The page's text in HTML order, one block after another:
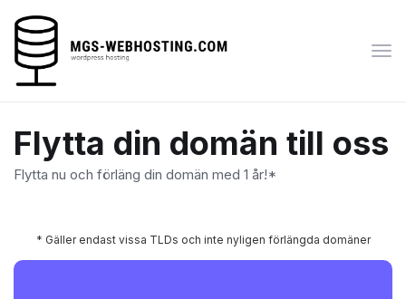
Flytta din domän till oss
Flytta nu och förläng din domän med 1 år!*
* Gäller endast vissa TLDs och inte nyligen förlängda domäner